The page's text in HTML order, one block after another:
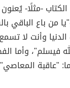
-مثلًا- يُعنون
من باع الباقي
وأنت لا
فيسلم"، وأما
"عاقبة